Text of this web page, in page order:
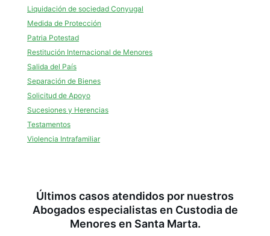
Liquidación de sociedad Conyugal
Medida de Protección
Patria Potestad
Restitución Internacional de Menores
Salida del País
Separación de Bienes
Solicitud de Apoyo
Sucesiones y Herencias
Testamentos
Violencia Intrafamiliar
Últimos casos atendidos por nuestros
Abogados especialistas en Custodia de
Menores en Santa Marta.